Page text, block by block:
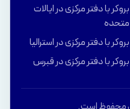
بروکر با دفتر مرکزی در ایالات
متحده
بروکر با دفتر مرکزی در استرالیا
بروکر با دفتر مرکزی در قبرس